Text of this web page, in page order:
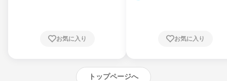
崎県、熊本県、大分県、宮崎県、鹿児島県、
お気に入り お気に入り
トップページへ